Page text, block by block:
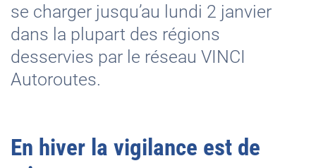
se charger jusqu’au lundi 2 janvier
dans la plupart des régions
desservies par le réseau VINCI
Autoroutes.
En hiver la vigilance est de